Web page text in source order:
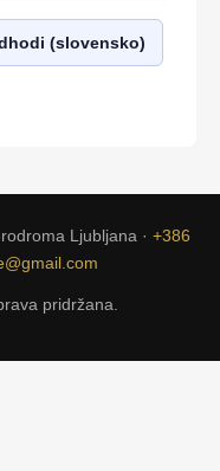
(slovensko)
Ljubljana · +386
pridržana.